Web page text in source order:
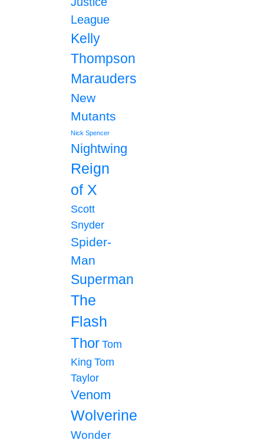
League
Kelly
Thompson
Marauders
New
Mutants
Nick Spencer
Nightwing
Reign
of X
Scott
Snyder
Spider-
Man
Superman
The
Flash
Thor Tom
King Tom
Taylor
Venom
Wolverine
Wonder